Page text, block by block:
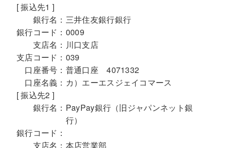
[ 振込先1 ]
銀行名： 三井住友銀行銀行
銀行コード： 0009
支店名： 川口支店
支店コード： 039
口座番号： 普通口座 4071332
口座名義： カ）エーエスジェイコマース
[ 振込先2 ]
銀行名： PayPay銀行（旧ジャパンネット銀
行）
銀行コード：
支店名： 本店営業部